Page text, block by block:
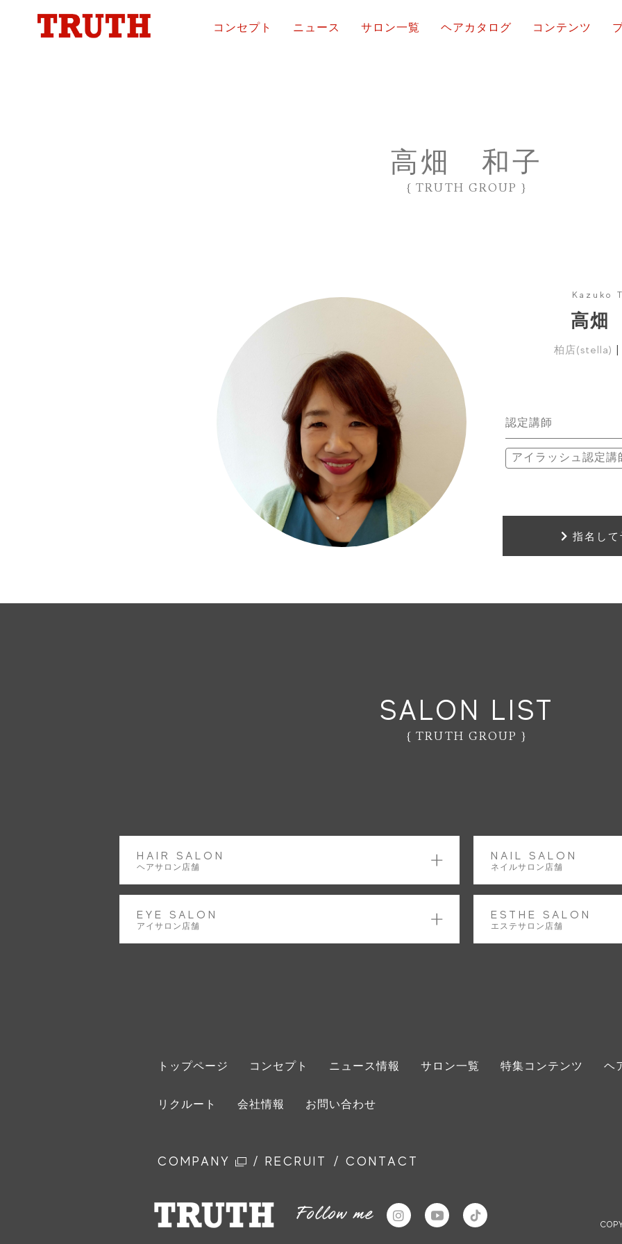
コンセプト ニュース サロン一覧 ヘアカタログ コンテンツ
CONTENTS｜特集コンテンツ
Instagram Youtube
高畑 和子
{ TRUTH GROUP }
Kazuko
高畑
柏店(stella)
認定講師
アイラッシュ認定講
指名し
SALON LIST
{ TRUTH GROUP }
HAIR SALON
ヘアサロン店舗
NAIL SALON
ネイルサロン店舗
EYE SALON
アイサロン店舗
ESTHE SALON
エステサロン店舗
トップページ コンセプト ニュース情報 サロン一覧 特集コンテンツ ヘ
リクルート 会社情報 お問い合わせ
COMPANY / RECRUIT / CONTACT
Follow me